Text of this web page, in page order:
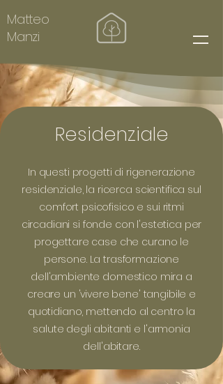
Matteo
Manzi
Residenziale
In questi progetti di rigenerazione
residenziale, la ricerca scientifica sul
comfort psicofisico e sui ritmi
circadiani si fonde con l'estetica per
progettare case che curano le
persone. La trasformazione
dell'ambiente domestico mira a
creare un 'vivere bene' tangibile e
quotidiano, mettendo al centro la
salute degli abitanti e l'armonia
dell'abitare.